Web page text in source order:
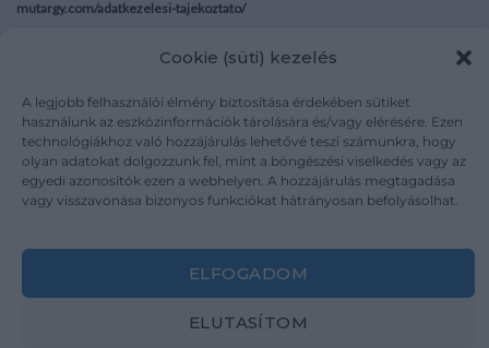
Cookie (süti) kezelés
A legjobb felhasználói élmény biztosítása érdekében sütiket
használunk az eszközinformációk tárolására és/vagy elérésére. Ezen
technológiákhoz való hozzájárulás lehetővé teszi számunkra, hogy
olyan adatokat dolgozzunk fel, mint a böngészési viselkedés vagy az
egyedi azonosítók ezen a webhelyen. A hozzájárulás megtagadása
vagy visszavonása bizonyos funkciókat hátrányosan befolyásolhat.
ELFOGADOM
ELUTASÍTOM
mutargy.com/adatkezelesi-tajekoztato/
Karrier
Kapcsolat
Áraink
Adatvédelem
Impresszum